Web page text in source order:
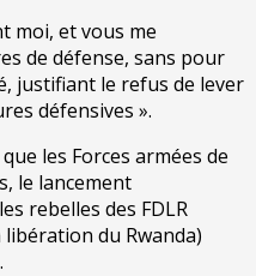
moi, et vous me
de défense, sans pour
justifiant le refus de lever
défensives ».
les Forces armées de
le lancement
rebelles des FDLR
du Rwanda)